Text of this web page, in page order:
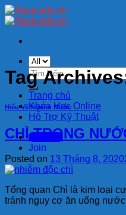
Skip
to
Tìm
kiếm:
Trang chủ
Khóa Học Online
Hỗ Trợ Kỹ Thuật
Sign Up
Join
Tag
Hiểu Về Nguồn Nước
CHÌ TRONG
Posted on 13 Tháng 8, 2020
Tổng quan Chì là kim loại
tránh nguy cơ ăn uống